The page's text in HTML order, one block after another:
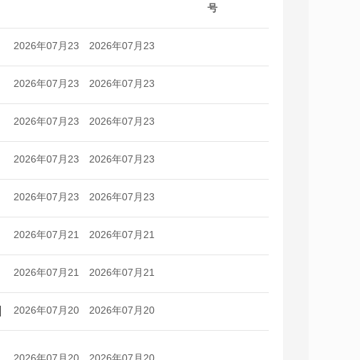
号
2026年07月23
日
2026年07月23
日
2026年07月23
日
2026年07月23
日
2026年07月23
日
2026年07月23
日
2026年07月23
日
2026年07月23
日
2026年07月23
日
2026年07月23
日
2026年07月21
日
2026年07月21
日
2026年07月21
日
2026年07月21
日
2026年07月20
日
2026年07月20
日